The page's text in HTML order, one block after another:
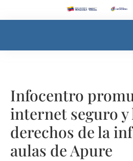
Infocentro
internet seguro y
derechos de la
aulas de Apure